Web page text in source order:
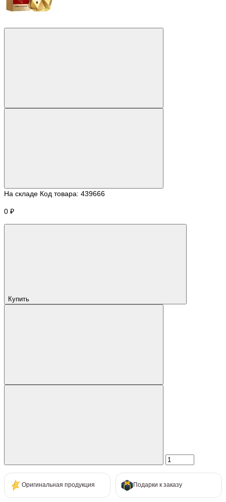
На складе Код товара: 439666
0 ₽
Купить
Оригинальная продукция Подарки к заказу